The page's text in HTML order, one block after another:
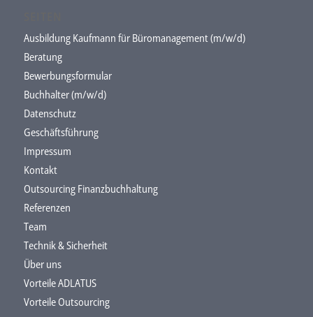
Ausbildung Kaufmann für Büromanagement (m/w/d)
Beratung
Bewerbungsformular
Buchhalter (m/w/d)
Datenschutz
Geschäftsführung
Impressum
Kontakt
Outsourcing Finanzbuchhaltung
Referenzen
Team
Technik & Sicherheit
Über uns
Vorteile ADLATUS
Vorteile Outsourcing